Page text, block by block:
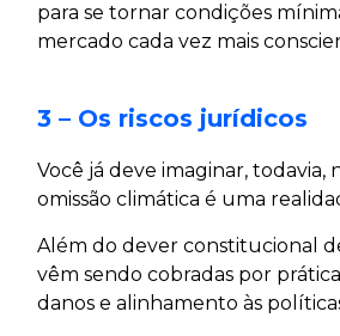
para se tornar condições
mercado cada vez mais
3 – Os riscos jurídicos
Você já deve imaginar,
omissão climática é uma
Além do dever constitucional
vêm sendo cobradas por
danos e alinhamento às